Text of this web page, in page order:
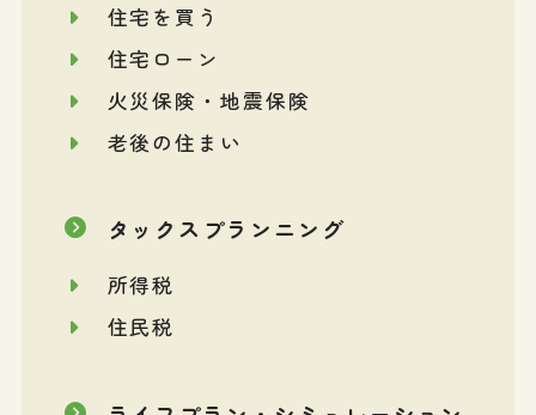
住宅を買う
住宅ローン
火災保険・地震保険
老後の住まい
タックスプランニング
所得税
住民税